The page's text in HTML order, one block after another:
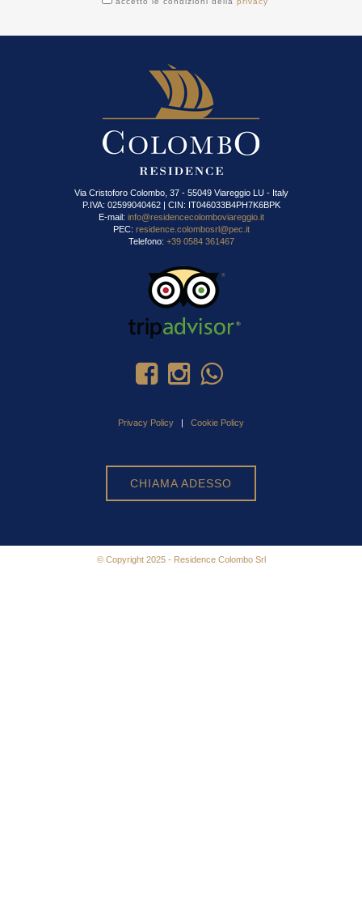
Via Cristoforo Colombo, 37 - 55049 Viareggio LU - Italy
P.IVA: 02599040462 | CIN: IT046033B4PH7K6BPK
E-mail: info@residencecolomboviareggio.it
PEC: residence.colombosrl@pec.it
Telefono: +39 0584 361467
Privacy Policy | Cookie Policy
CHIAMA ADESSO
© Copyright 2025 - Residence Colombo Srl